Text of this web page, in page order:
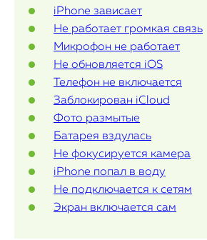
iPhone зависает
Не работает громкая связь
Микрофон не работает
Не обновляется iOS
Телефон не включается
Заблокирован iCloud
Фото размытые
Батарея вздулась
Не фокусируется камера
iPhone попал в воду
Не подключается к сетям
Экран включается сам